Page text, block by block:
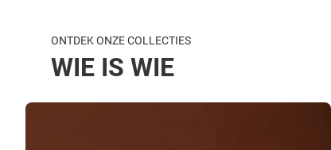
ONTDEK ONZE COLLECTIES
WIE IS WIE